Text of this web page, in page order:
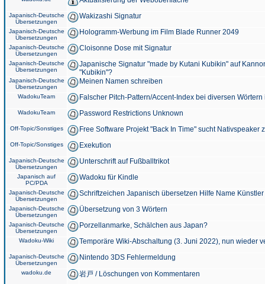
Japanisch-Deutsche
Übersetzungen
Wakizashi Signatur
Japanisch-Deutsche
Übersetzungen
Hologramm-Werbung im Film Blade Runner 2049
Japanisch-Deutsche
Übersetzungen
Cloisonne Dose mit Signatur
Japanisch-Deutsche
Übersetzungen
Japanische Signatur "made by Kutani Kubikin" auf
"Kubikin"?
Japanisch-Deutsche
Übersetzungen
Meinen Namen schreiben
WadokuTeam Falscher Pitch-Pattern/Accent-Index bei diversen
WadokuTeam Password Restrictions Unknown
Off-Topic/Sonstiges Free Software Projekt "Back In Time" sucht Nativspeaker
Off-Topic/Sonstiges Exekution
Japanisch-Deutsche
Übersetzungen
Unterschrift auf Fußballtrikot
Japanisch auf
PC/PDA
Wadoku für Kindle
Japanisch-Deutsche
Übersetzungen
Schriftzeichen Japanisch übersetzen Hilfe Name
Japanisch-Deutsche
Übersetzungen
Übersetzung von 3 Wörtern
Japanisch-Deutsche
Übersetzungen
Porzellanmarke, Schälchen aus Japan?
Wadoku-Wiki Temporäre Wiki-Abschaltung (3. Juni 2022), nun wieder
Japanisch-Deutsche
Übersetzungen
Nintendo 3DS Fehlermeldung
wadoku.de 岩戸 / Löschungen von Kommentaren